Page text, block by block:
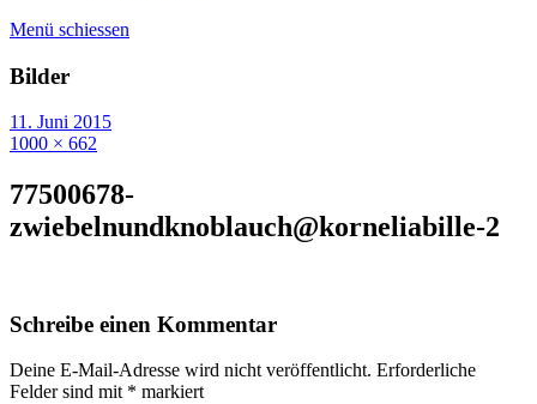
Menü schiessen
Bilder
11. Juni 2015
1000 × 662
77500678-
zwiebelnundknoblauch@korneliabille-2
Schreibe einen Kommentar
Deine E-Mail-Adresse wird nicht veröffentlicht. Erforderliche
Felder sind mit * markiert